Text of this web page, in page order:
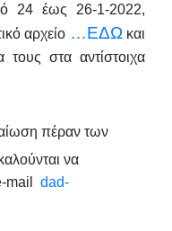
24 έως 26-1-2022,
αρχείο …ΕΔΩκαι
στα αντίστοιχα
πέραν των
να
mail dad-